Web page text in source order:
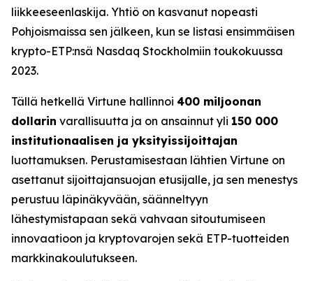
liikkeeseenlaskija. Yhtiö on kasvanut nopeasti
Pohjoismaissa sen jälkeen, kun se listasi ensimmäisen
krypto-ETP:nsä Nasdaq Stockholmiin toukokuussa
2023.
Tällä hetkellä Virtune hallinnoi 400 miljoonan
dollarin varallisuutta ja on ansainnut yli 150 000
institutionaalisen ja yksityissijoittajan
luottamuksen. Perustamisestaan lähtien Virtune on
asettanut sijoittajansuojan etusijalle, ja sen menestys
perustuu läpinäkyvään, säänneltyyn
lähestymistapaan sekä vahvaan sitoutumiseen
innovaatioon ja kryptovarojen sekä ETP-tuotteiden
markkinakoulutukseen.